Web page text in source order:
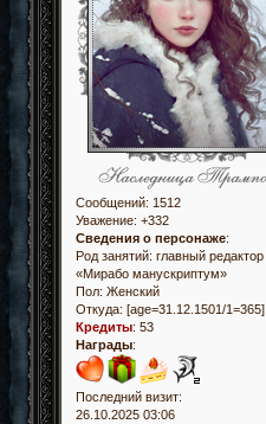
Сообщений: 1512
Уважение: +332
Сведения о персонаже:
Род занятий: главный редактор
«Мирабо манускриптум»
Пол: Женский
Откуда: [age=31.12.1501/1=365]
Кредиты: 53
Награды:
Последний визит:
26.10.2025 03:06